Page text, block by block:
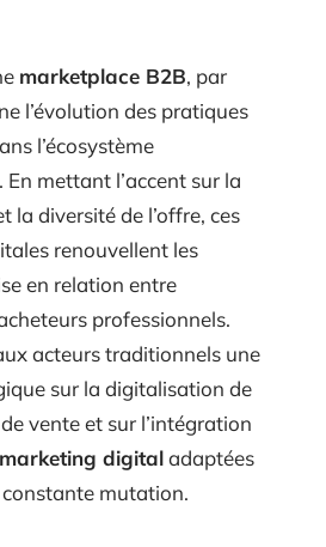
marketplace B2B, par
l’évolution des pratiques
l’écosystème
mettant l’accent sur la
la diversité de l’offre, ces
renouvellent les
en relation entre
professionnels.
acteurs traditionnels une
sur la digitalisation de
vente et sur l’intégration
marketing digitaladaptées
mutation.